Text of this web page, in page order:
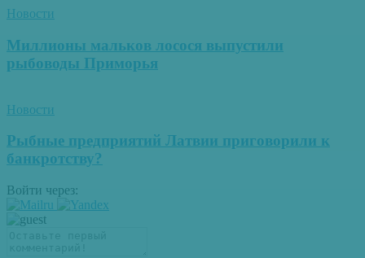
Новости
Миллионы мальков лосося выпустили
рыбоводы Приморья
Новости
Рыбные предприятий Латвии приговорили к
банкротству?
Войти через: